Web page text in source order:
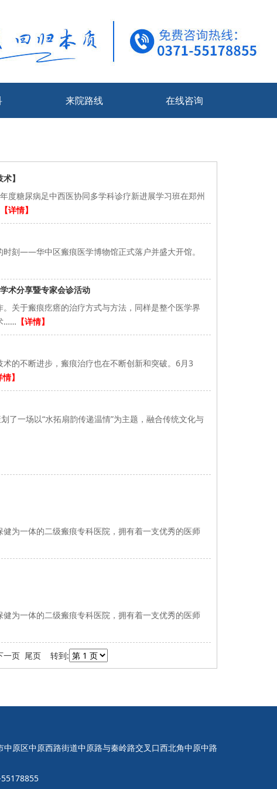
来院路线 在线咨询
】
糖尿病足中西医协同多学科诊疗新进展学习班在郑州
【详情】
刻——华中区瘢痕医学博物馆正式落户并盛大开馆。
术分享暨专家会诊活动
关于瘢痕疙瘩的治疗方式与方法，同样是整个医学界
…… 【详情】
的不断进步，瘢痕治疗也在不断创新和突破。6月3
情】
一场以“水拓扇韵传递温情”为主题，融合传统文化与
为一体的二级瘢痕专科医院，拥有着一支优秀的医师
为一体的二级瘢痕专科医院，拥有着一支优秀的医师
一页 尾页 转到:
中原区中原西路街道中原路与秦岭路交叉口西北角中原中路